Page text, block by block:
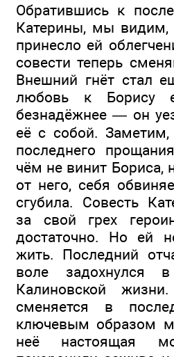
Обратившись к
Катерины, мы видим,
принесло ей
совести теперь
Внешний гнёт стал
любовь к Борису
безнадёжнее — он
её с собой.
последнего
чём не винит Бориса,
от него, себя
сгубила. Совесть
за свой грех
достаточно. Но ей
жить. Последний
воле задохнулся в
Калиновской
сменяется в
ключевым образом
неё настоящая